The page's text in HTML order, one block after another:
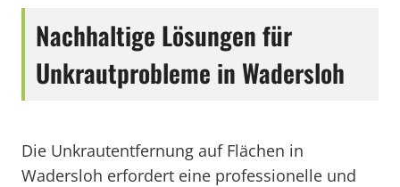
Nachhaltige Lösungen für
Unkrautprobleme in Wadersloh
Die Unkrautentfernung auf Flächen in
Wadersloh erfordert eine professionelle und